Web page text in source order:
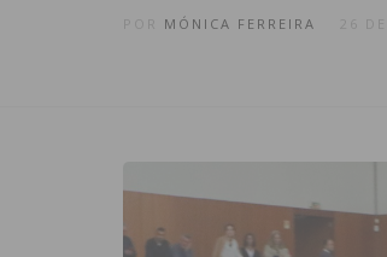
MÓNICA FERREIRA